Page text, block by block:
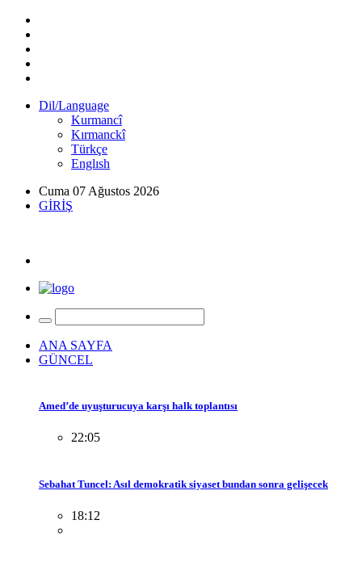
Dil/Language
Kurmancî
Kırmanckî
Türkçe
Englısh
Cuma 07 Ağustos 2026
GİRİŞ
ANA SAYFA
GÜNCEL
Amed’de uyuşturucuya karşı halk toplantısı
22:05
Sebahat Tuncel: Asıl demokratik siyaset bundan sonra gelişecek
18:12